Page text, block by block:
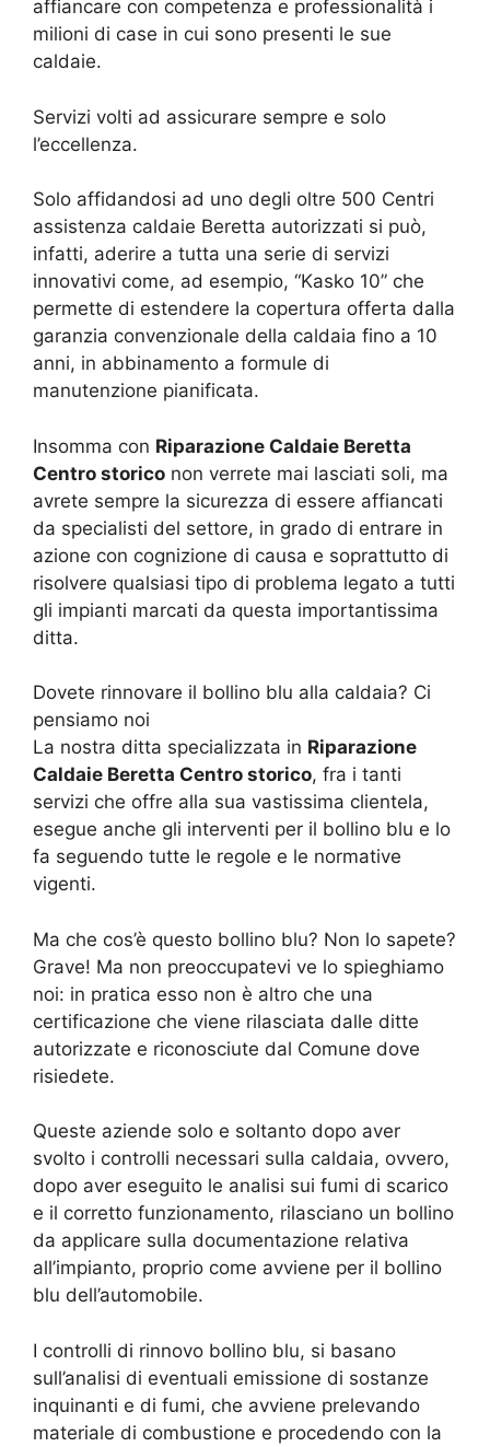
affiancare con competenza e professionalità i
milioni di case in cui sono presenti le sue
caldaie.
Servizi volti ad assicurare sempre e solo
l’eccellenza.
Solo affidandosi ad uno degli oltre 500 Centri
assistenza caldaie Beretta autorizzati si può,
infatti, aderire a tutta una serie di servizi
innovativi come, ad esempio, “Kasko 10” che
permette di estendere la copertura offerta dalla
garanzia convenzionale della caldaia fino a 10
anni, in abbinamento a formule di
manutenzione pianificata.
Insomma con Riparazione Caldaie Beretta
Centro storico non verrete mai lasciati soli, ma
avrete sempre la sicurezza di essere affiancati
da specialisti del settore, in grado di entrare in
azione con cognizione di causa e soprattutto di
risolvere qualsiasi tipo di problema legato a tutti
gli impianti marcati da questa importantissima
ditta.
Dovete rinnovare il bollino blu alla caldaia? Ci
pensiamo noi
La nostra ditta specializzata in Riparazione
Caldaie Beretta Centro storico, fra i tanti
servizi che offre alla sua vastissima clientela,
esegue anche gli interventi per il bollino blu e lo
fa seguendo tutte le regole e le normative
vigenti.
Ma che cos’è questo bollino blu? Non lo sapete?
Grave! Ma non preoccupatevi ve lo spieghiamo
noi: in pratica esso non è altro che una
certificazione che viene rilasciata dalle ditte
autorizzate e riconosciute dal Comune dove
risiedete.
Queste aziende solo e soltanto dopo aver
svolto i controlli necessari sulla caldaia, ovvero,
dopo aver eseguito le analisi sui fumi di scarico
e il corretto funzionamento, rilasciano un bollino
da applicare sulla documentazione relativa
all’impianto, proprio come avviene per il bollino
blu dell’automobile.
I controlli di rinnovo bollino blu, si basano
sull’analisi di eventuali emissione di sostanze
inquinanti e di fumi, che avviene prelevando
materiale di combustione e procedendo con la